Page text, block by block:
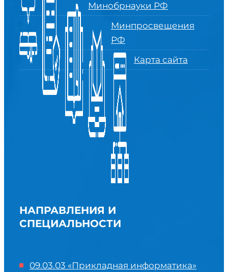
Минобрнауки РФ
Минпросвещения
РФ
Карта сайта
НАПРАВЛЕНИЯ И
СПЕЦИАЛЬНОСТИ
09.03.03 «Прикладная информатика»